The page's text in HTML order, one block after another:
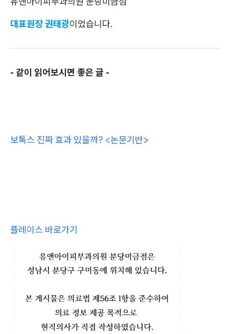
대표원장 권태광이었습니다.
- 같이 읽어보시면 좋은 글 -
보톡스 진짜 효과 있을까? <논문기반>
플레이스 바로가기